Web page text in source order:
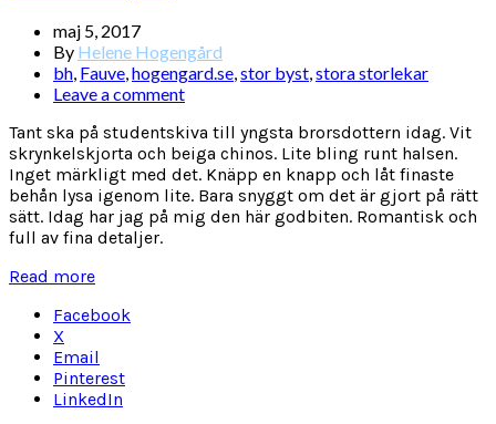
maj 5, 2017
By Helene Hogengård
bh Fauve hogengard.se stor byst stora storlekar
Leave a comment
Tant ska på studentskiva till yngsta brorsdottern idag. Vit
skrynkelskjorta och beiga chinos. Lite bling runt halsen.
Inget märkligt med det. Knäpp en knapp och låt finaste
behån lysa igenom lite. Bara snyggt om det är gjort på rätt
sätt. Idag har jag på mig den här godbiten. Romantisk och
full av fina detaljer.
Read more
Facebook
X
Email
Pinterest
LinkedIn